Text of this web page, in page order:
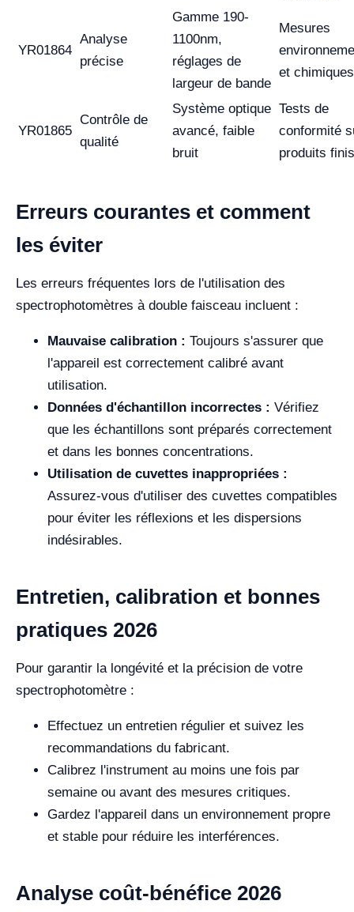
YR01864
Analyse
précise
Gamme 190-
1100nm,
réglages de
largeur de bande
Mesures
et chimiques
YR01865
Contrôle de
qualité
Système optique
avancé, faible
bruit
Tests de
conformité
produits finis
Erreurs courantes et comment
les éviter
Les erreurs fréquentes lors de l'utilisation des
spectrophotomètres à double faisceau incluent :
Mauvaise calibration : Toujours s'assurer que
l'appareil est correctement calibré avant
utilisation.
Données d'échantillon incorrectes : Vérifiez
que les échantillons sont préparés correctement
et dans les bonnes concentrations.
Utilisation de cuvettes inappropriées :
Assurez-vous d'utiliser des cuvettes compatibles
pour éviter les réflexions et les dispersions
indésirables.
Entretien, calibration et bonnes
pratiques 2026
Pour garantir la longévité et la précision de votre
spectrophotomètre :
Effectuez un entretien régulier et suivez les
recommandations du fabricant.
Calibrez l'instrument au moins une fois par
semaine ou avant des mesures critiques.
Gardez l'appareil dans un environnement propre
et stable pour réduire les interférences.
Analyse coût-bénéfice 2026